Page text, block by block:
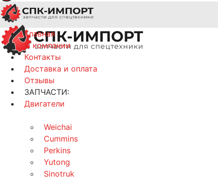
Главная
О компании
Контакты
Доставка и оплата
Отзывы
ЗАПЧАСТИ:
Двигатели
Weichai
Cummins
Perkins
Yutong
Sinotruk